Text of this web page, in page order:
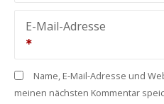
E-Mail-Adresse
Name, E-Mail-Adresse und
meinen nächsten Kommentar